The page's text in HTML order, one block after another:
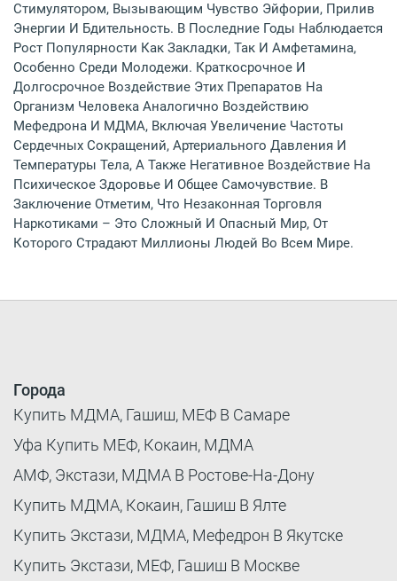
Стимулятором, Вызывающим Чувство Эйфории, Прилив
Энергии И Бдительность. В Последние Годы Наблюдается
Рост Популярности Как Закладки, Так И Амфетамина,
Особенно Среди Молодежи. Краткосрочное И
Долгосрочное Воздействие Этих Препаратов На
Организм Человека Аналогично Воздействию
Мефедрона И МДМА, Включая Увеличение Частоты
Сердечных Сокращений, Артериального Давления И
Температуры Тела, А Также Негативное Воздействие На
Психическое Здоровье И Общее Самочувствие. В
Заключение Отметим, Что Незаконная Торговля
Наркотиками – Это Сложный И Опасный Мир, От
Которого Страдают Миллионы Людей Во Всем Мире.
Города
Купить МДМА, Гашиш, МЕФ В Самаре
Уфа Купить МЕФ, Кокаин, МДМА
АМФ, Экстази, МДМА В Ростове-На-Дону
Купить МДМА, Кокаин, Гашиш В Ялте
Купить Экстази, МДМА, Мефедрон В Якутске
Купить Экстази, МЕФ, Гашиш В Москве